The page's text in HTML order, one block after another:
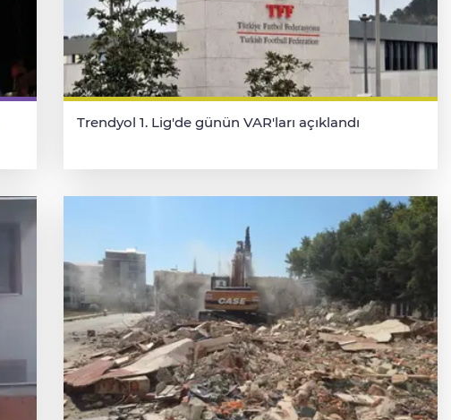
Trendyol 1. Lig'de günün VAR'ları açıklandı